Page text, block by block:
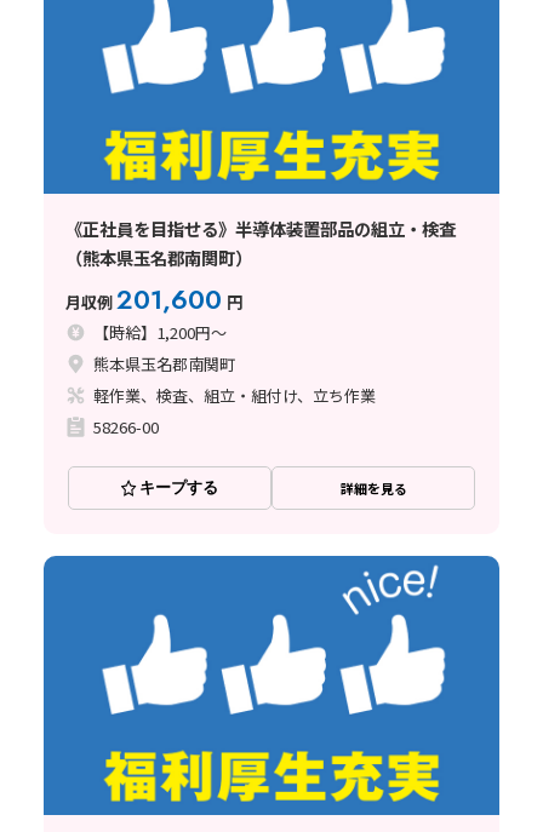
《正社員を目指せる》半導体装置部品の組立・検査
（熊本県玉名郡南関町）
月収例201,600 円
【時給】1,200円～
熊本県玉名郡南関町
軽作業、検査、組立・組付け、立ち作業
58266-00
キープする 詳細を見る